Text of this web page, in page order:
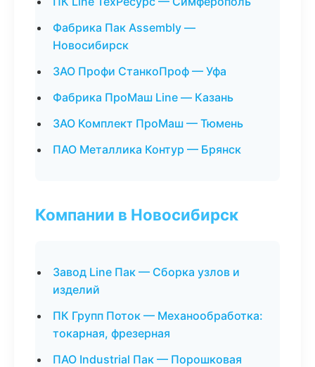
Фабрика Пак Assembly —
Новосибирск
ЗАО Профи СтанкоПроф — Уфа
Фабрика ПроМаш Line — Казань
ЗАО Комплект ПроМаш — Тюмень
ПАО Металлика Контур — Брянск
Компании в Новосибирск
Завод Line Пак — Сборка узлов и
изделий
ПК Групп Поток — Механообработка:
токарная, фрезерная
ПАО Industrial Пак — Порошковая